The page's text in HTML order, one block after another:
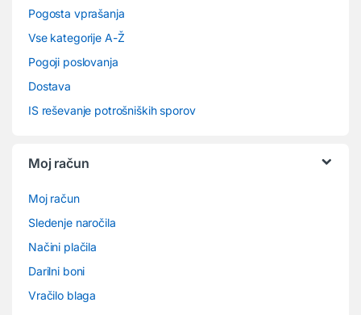
Pogosta vprašanja
Vse kategorije A-Ž
Pogoji poslovanja
Dostava
IS reševanje potrošniških sporov
Moj račun
Moj račun
Sledenje naročila
Načini plačila
Darilni boni
Vračilo blaga